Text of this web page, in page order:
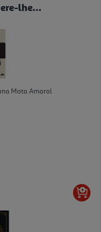
lhe...
Mota Amaral